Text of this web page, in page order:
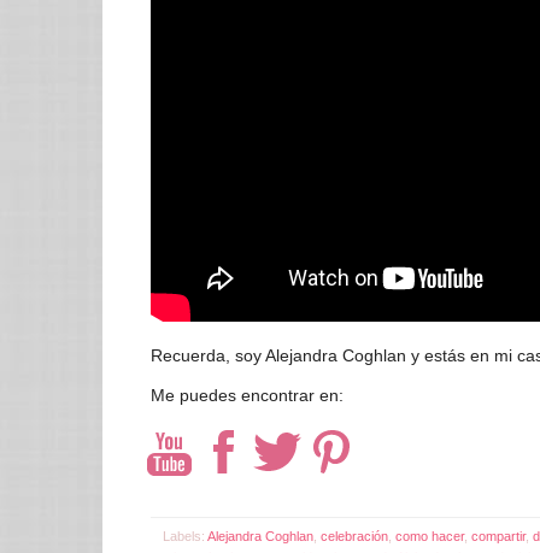
Recuerda, soy Alejandra Coghlan y estás en mi
Me puedes encontrar en:
Labels: Alejandra Coghlan celebración como hacer, compartir,